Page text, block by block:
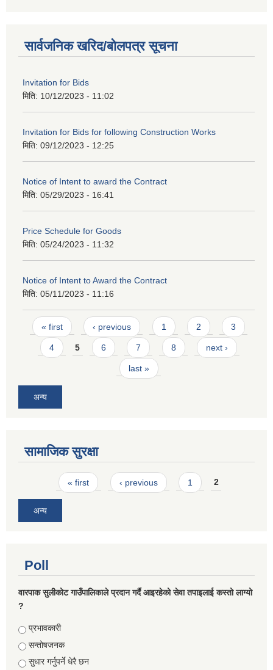
सार्वजनिक खरिद/बोलपत्र सूचना
Invitation for Bids
मिति: 10/12/2023 - 11:02
Invitation for Bids for following Construction Works
मिति: 09/12/2023 - 12:25
Notice of Intent to award the Contract
मिति: 05/29/2023 - 16:41
Price Schedule for Goods
मिति: 05/24/2023 - 11:32
Notice of Intent to Award the Contract
मिति: 05/11/2023 - 11:16
Pages
« first ‹ previous 1 2 3
4 5 6 7 8 next ›
last »
अन्य
सामाजिक सुरक्षा
Pages« first ‹ previous 1 2
अन्य
Poll
वारपाक सुलीकोट गाउँपालिकाले प्रदान गर्दै आइरहेको सेवा तपाइलाई कस्तो लाग्यो
?
Choices
प्रभावकारी
सन्तोषजनक
सुधार गर्नुपर्ने धेरै छन